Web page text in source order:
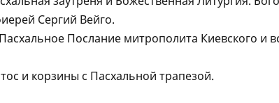
Сергий Вейго.
Послание митрополита Киевского и
и корзины с Пасхальной трапезой.